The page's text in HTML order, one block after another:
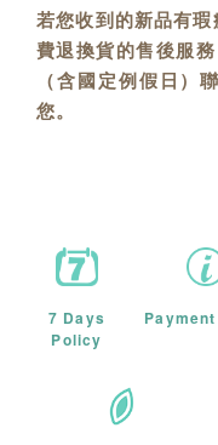
若您收到的新品有
費退換貨的售後服
（含國定例假日）
您。
7 Days
Policy